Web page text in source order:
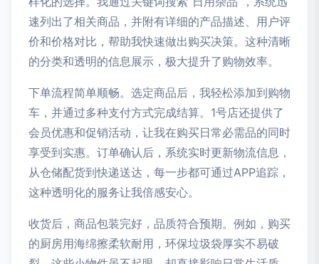
速列出了相关商品，并附有详细的产品描述、用户评
价和价格对比，帮助我快速做出购买决策。这种清晰
的分类和透明的信息展示，极大提升了购物效率。
下单流程简单顺畅。选定商品后，我轻松添加到购物
车，并通过多种支付方式完成结算。1号店还提供了
会员优惠和促销活动，让我在购买日常必需品的同时
享受到实惠。订单确认后，系统实时更新物流信息，
从仓储配货到快递送达，每一步都可通过APP追踪，
这种透明化的服务让我倍感安心。
收货后，商品包装完好，品质符合预期。例如，购买
的厨房用海绵擦柔软耐用，环保垃圾袋厚实不易破